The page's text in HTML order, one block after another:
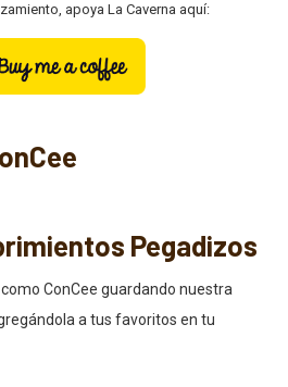
apoya La Caverna aquí:
Pegadizos
ConCee guardando nuestra
a tus favoritos en tu